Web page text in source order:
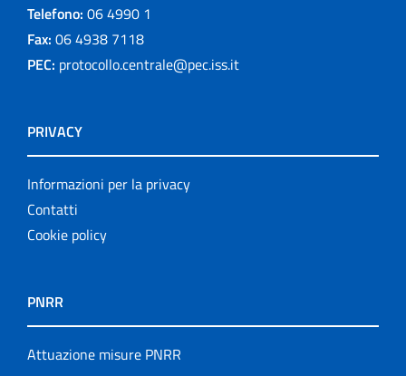
Telefono: 06 4990 1
Fax: 06 4938 7118
PEC: protocollo.centrale@pec.iss.it
PRIVACY
Informazioni per la privacy
Contatti
Cookie policy
PNRR
Attuazione misure PNRR